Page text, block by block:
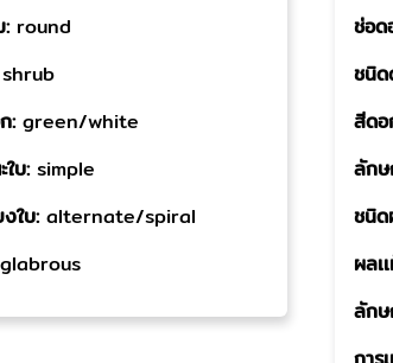
: round
shrub
ก:green/white
ใบ:simple
งใบ:alternate/spiral
glabrous
ช่อด
ชนิ
สีด
ลัก
ชนิ
ผลเ
ลักษ